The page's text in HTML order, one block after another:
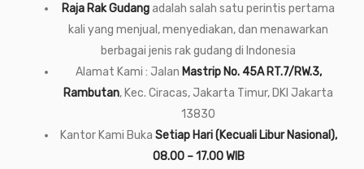
Raja Rak Gudangadalah salah satu perintis pertama
kali yang menjual, menyediakan, dan menawarkan
berbagai jenis rak gudang di Indonesia
Alamat Kami : Jalan Mastrip No. 45A RT.7/RW.3,
Rambutan, Kec. Ciracas, Jakarta Timur, DKI Jakarta
13830
Kantor Kami Buka Setiap Hari (Kecuali Libur Nasional),
08.00 – 17.00 WIB